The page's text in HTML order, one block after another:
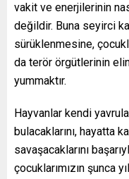
vakit ve enerjilerinin
değildir. Buna seyirci
sürüklenmesine,
da terör örgütlerinin
yummaktır.
Hayvanlar kendi
bulacaklarını, hayatta
savaşacaklarını
çocuklarımızın şunca